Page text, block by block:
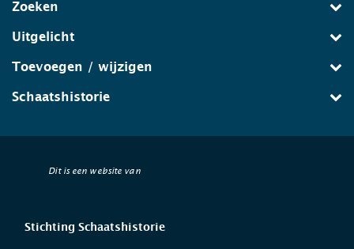
Zoeken
Uitgelicht
Toevoegen / wijzigen
Schaatshistorie
Dit is een website van
Stichting Schaatshistorie